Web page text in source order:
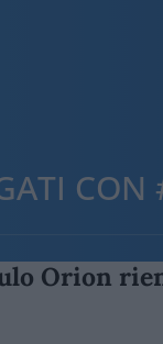
CON
Orion